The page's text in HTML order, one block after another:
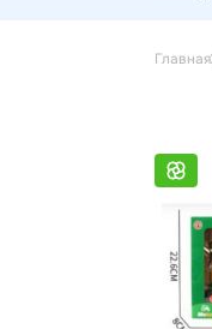
Главная